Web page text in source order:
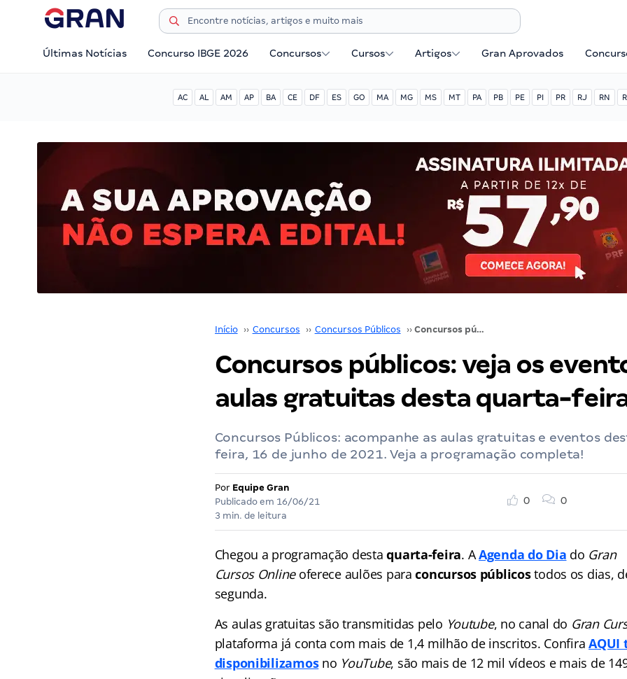
Últimas Notícias Concurso IBGE 2026 Concursos Cursos Artigos Gran Aprovados
AC AL AM AP BA CE DF ES GO MA MG MS MT PA PB PE PI PR RJ RN
Início ›› Concursos ›› Concursos Públicos ›› Concursos públicos: veja os eventos e aulas gratuitas desta quarta-feira
Concursos públicos: veja os
aulas gratuitas desta quarta-
Concursos Públicos: acompanhe as aulas gratuitas e eventos
feira, 16 de junho de 2021. Veja a programação completa!
Por Equipe Gran
Publicado em 16/06/21
3 min. de leitura
0 0
Chegou a programação destaquarta-feira. AAgenda do Dia do Gran
Cursos Online oferece aulões paraconcursos públicostodos os dias,
segunda.
As aulas gratuitas são transmitidas pelo Youtube, no canal do Gran
plataforma já conta com mais de 1,4 milhão de inscritos. ConfiraAQUI
disponibilizamosno YouTube, são mais de 12 mil vídeos e mais de